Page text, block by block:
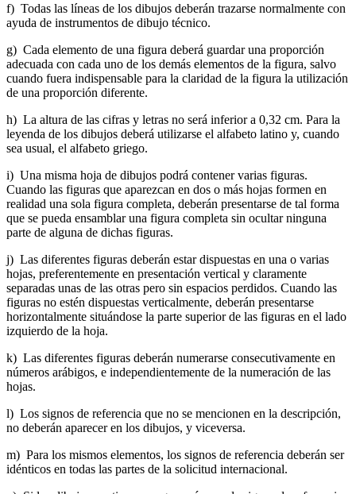
f) Todas las líneas de los dibujos deberán trazarse normalmente con
ayuda de instrumentos de dibujo técnico.
g) Cada elemento de una figura deberá guardar una proporción
adecuada con cada uno de los demás elementos de la figura, salvo
cuando fuera indispensable para la claridad de la figura la utilización
de una proporción diferente.
h) La altura de las cifras y letras no será inferior a 0,32 cm. Para la
leyenda de los dibujos deberá utilizarse el alfabeto latino y, cuando
sea usual, el alfabeto griego.
i) Una misma hoja de dibujos podrá contener varias figuras.
Cuando las figuras que aparezcan en dos o más hojas formen en
realidad una sola figura completa, deberán presentarse de tal forma
que se pueda ensamblar una figura completa sin ocultar ninguna
parte de alguna de dichas figuras.
j) Las diferentes figuras deberán estar dispuestas en una o varias
hojas, preferentemente en presentación vertical y claramente
separadas unas de las otras pero sin espacios perdidos. Cuando las
figuras no estén dispuestas verticalmente, deberán presentarse
horizontalmente situándose la parte superior de las figuras en el lado
izquierdo de la hoja.
k) Las diferentes figuras deberán numerarse consecutivamente en
números arábigos, e independientemente de la numeración de las
hojas.
l) Los signos de referencia que no se mencionen en la descripción,
no deberán aparecer en los dibujos, y viceversa.
m) Para los mismos elementos, los signos de referencia deberán ser
idénticos en todas las partes de la solicitud internacional.